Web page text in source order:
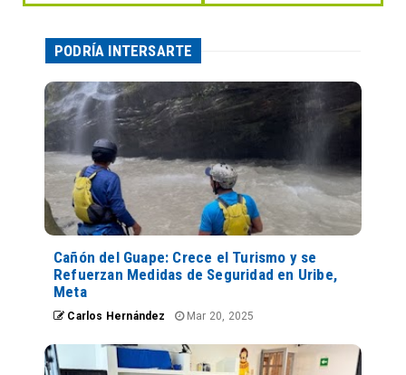
PODRÍA INTERSARTE
Cañón del Guape: Crece el Turismo y se
Refuerzan Medidas de Seguridad en Uribe,
Meta
Carlos Hernández Mar 20, 2025